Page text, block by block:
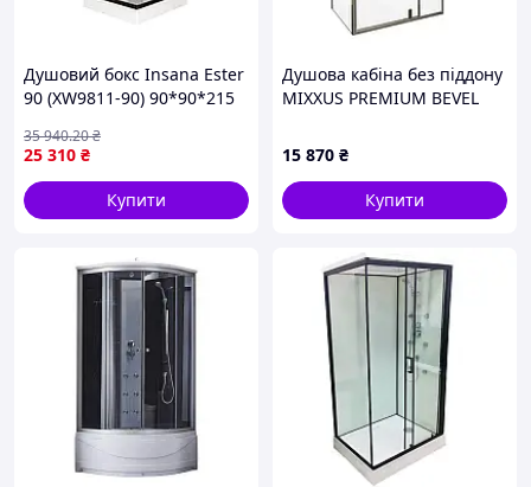
Душовий бокс Insana Ester
90 (XW9811-90) 90*90*215
25 310 ₴
35 940.20₴
Купити
Душова кабіна без піддону
MIXXUS PREMIUM BEVEL
CHROME прозоре скло 6мм
(MI6871)
15 870 ₴
Купити